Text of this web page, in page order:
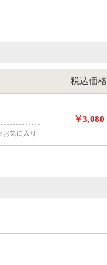
税込価格
気に入り
￥3,080